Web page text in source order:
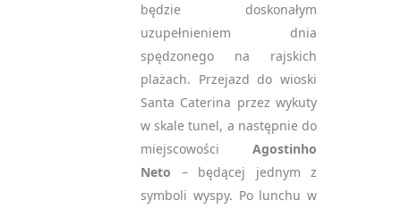
będzie doskonałym
uzupełnieniem dnia
spędzonego na rajskich
plażach. Przejazd do wioski
Santa Caterina przez wykuty
w skale tunel, a następnie do
miejscowości Agostinho
Neto – będącej jednym z
symboli wyspy. Po lunchu w